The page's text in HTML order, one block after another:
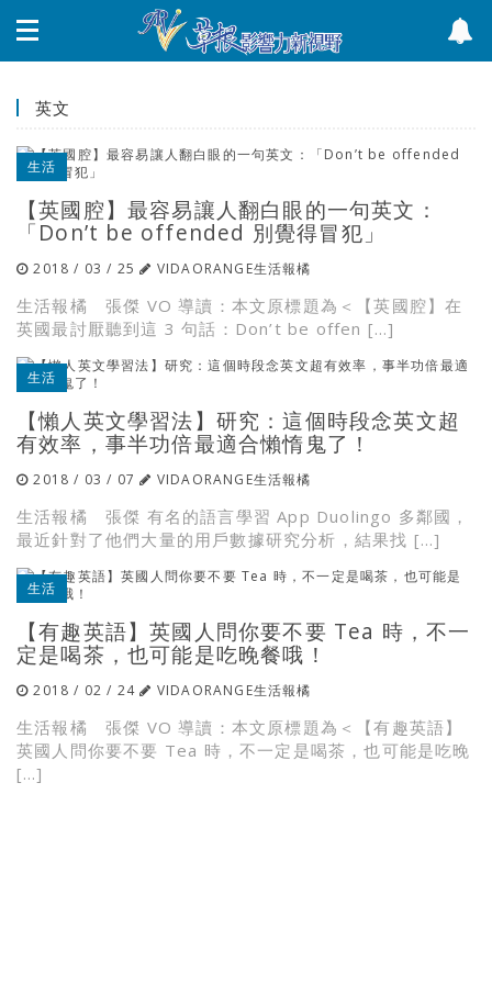
英文
生活
【英國腔】最容易讓人翻白眼的一句英文：
「Don’t be offended 別覺得冒犯」
2018 / 03 / 25 VIDAORANGE生活報橘
生活報橘 張傑 VO 導讀：本文原標題為＜【英國腔】在
英國最討厭聽到這 3 句話：Don’t be offen […]
生活
【懶人英文學習法】研究：這個時段念英文超
有效率，事半功倍最適合懶惰鬼了！
2018 / 03 / 07 VIDAORANGE生活報橘
生活報橘 張傑 有名的語言學習 App Duolingo 多鄰國，
最近針對了他們大量的用戶數據研究分析，結果找 […]
生活
【有趣英語】英國人問你要不要 Tea 時，不一
定是喝茶，也可能是吃晚餐哦！
2018 / 02 / 24 VIDAORANGE生活報橘
生活報橘 張傑 VO 導讀：本文原標題為＜【有趣英語】
英國人問你要不要 Tea 時，不一定是喝茶，也可能是吃晚
[…]